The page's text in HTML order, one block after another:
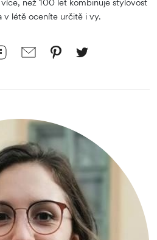
v létě oceníte určitě i vy.